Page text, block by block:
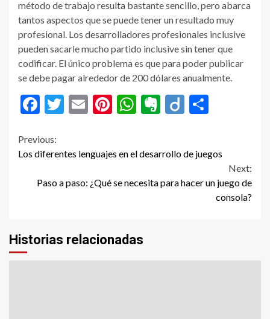
método de trabajo resulta bastante sencillo, pero abarca
tantos aspectos que se puede tener un resultado muy
profesional. Los desarrolladores profesionales inclusive
pueden sacarle mucho partido inclusive sin tener que
codificar. El único problema es que para poder publicar
se debe pagar alrededor de 200 dólares anualmente.
Facebook
Twitter
EmailPinterest
WhatsApp
Evernote
Diigo
Continue
Previous:
Los diferentes lenguajes en el desarrollo de juegos
Next:
Paso a paso: ¿Qué se necesita para hacer un juego de
consola?
Historias relacionadas